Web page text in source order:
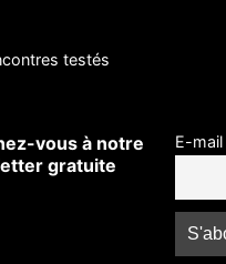
testés
vous à notre
gratuite
E-mail